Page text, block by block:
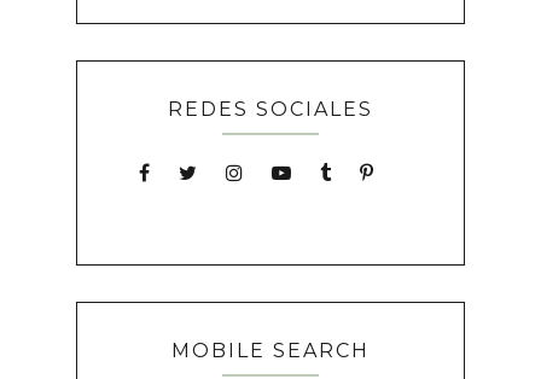
REDES SOCIALES
MOBILE SEARCH